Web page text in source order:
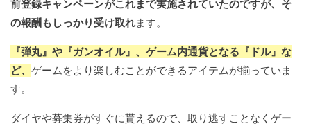
前登録キャンペーンがこれまで実施されていたのですが、そ
の報酬もしっかり受け取れます。
『弾丸』や『ガンオイル』、ゲーム内通貨となる『ドル』な
ど、 ゲームをより楽しむことができるアイテムが揃っていま
す。
ダイヤや募集券がすぐに貰えるので、取り逃すことなくゲー